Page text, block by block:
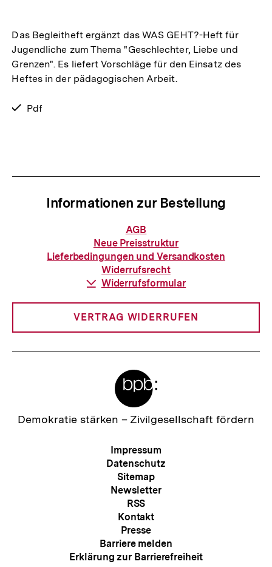
Das Begleitheft ergänzt das WAS GEHT?-Heft für
Jugendliche zum Thema "Geschlechter, Liebe und
Grenzen". Es liefert Vorschläge für den Einsatz des
Heftes in der pädagogischen Arbeit.
verfügbar
Pdf
Informationen zur Bestellung
Informationen
zur
Bestellung
AGB
Neue Preisstruktur
Lieferbedingungen und Versandkosten
Widerrufsrecht
Download-
Widerrufsformular
VERTRAG WIDERRUFEN
Zur
Demokratie stärken – Zivilgesellschaft fördern
Meta-
Navigation
Impressum
Datenschutz
Sitemap
Newsletter
RSS
Kontakt
Presse
Barriere melden
Erklärung zur Barrierefreiheit